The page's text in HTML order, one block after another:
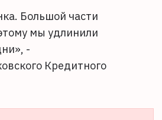
Большой части
мы удлинили
-
Кредитного